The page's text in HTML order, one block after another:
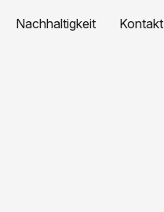
Nachhaltigkeit Kontakt